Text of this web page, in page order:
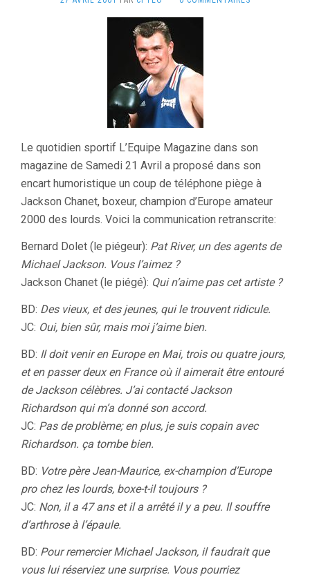
Le quotidien sportif L’Equipe Magazine dans son
magazine de Samedi 21 Avril a proposé dans son
encart humoristique un coup de téléphone piège à
Jackson Chanet, boxeur, champion d’Europe amateur
2000 des lourds. Voici la communication retranscrite:
Bernard Dolet (le piégeur): Pat River, un des agents de
Michael Jackson. Vous l’aimez ?
Jackson Chanet (le piégé): Qui n’aime pas cet artiste ?
BD: Des vieux, et des jeunes, qui le trouvent ridicule.
JC: Oui, bien sûr, mais moi j’aime bien.
BD: Il doit venir en Europe en Mai, trois ou quatre jours,
et en passer deux en France où il aimerait être entouré
de Jackson célèbres. J’ai contacté Jackson
Richardson qui m’a donné son accord.
JC: Pas de problème; en plus, je suis copain avec
Richardson. ça tombe bien.
BD: Votre père Jean-Maurice, ex-champion d’Europe
pro chez les lourds, boxe-t-il toujours ?
JC: Non, il a 47 ans et il a arrêté il y a peu. Il souffre
d’arthrose à l’épaule.
BD: Pour remercier Michael Jackson, il faudrait que
vous lui réserviez une surprise. Vous pourriez